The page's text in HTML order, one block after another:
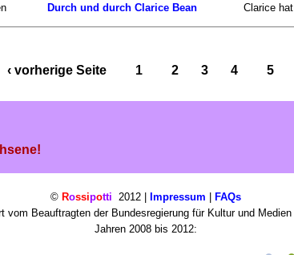
Durch und durch Clarice Bean Clarice
‹ vorherige Seite 1 2 3 4 5
© Rossipotti 2012 | Impressum | FAQs
vom Beauftragten der Bundesregierung für Kultur und
Jahren 2008 bis 2012: